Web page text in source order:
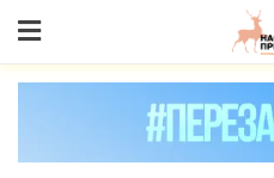
to content